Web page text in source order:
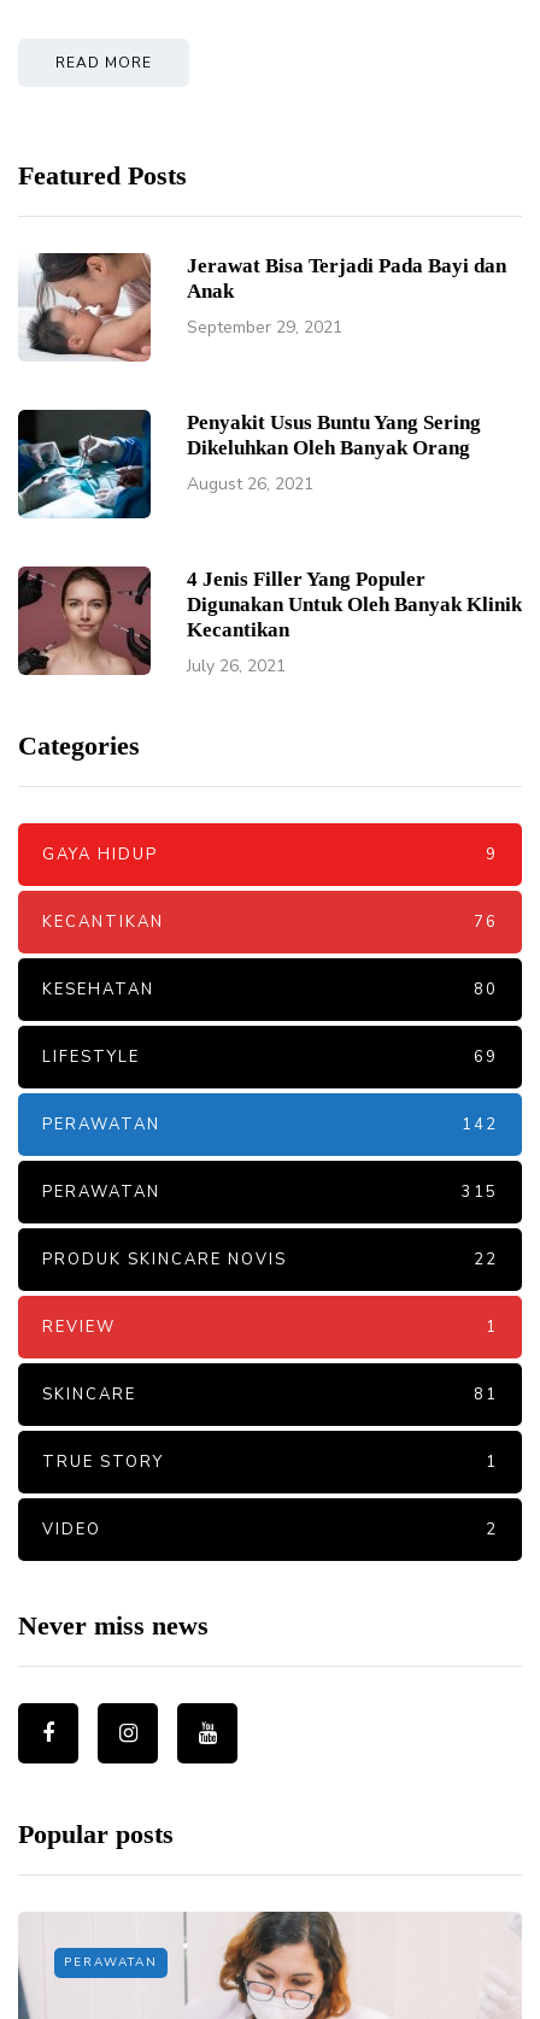
READ MORE
Featured Posts
Jerawat Bisa Terjadi Pada Bayi dan
Anak
September 29, 2021
Penyakit Usus Buntu Yang Sering
Dikeluhkan Oleh Banyak Orang
August 26, 2021
4 Jenis Filler Yang Populer
Digunakan Untuk Oleh Banyak Klinik
Kecantikan
July 26, 2021
Categories
GAYA HIDUP 9
KECANTIKAN 76
KESEHATAN 80
LIFESTYLE 69
PERAWATAN 142
PERAWATAN 315
PRODUK SKINCARE NOVIS 22
REVIEW 1
SKINCARE 81
TRUE STORY 1
VIDEO 2
Never miss news
Popular posts
PERAWATAN